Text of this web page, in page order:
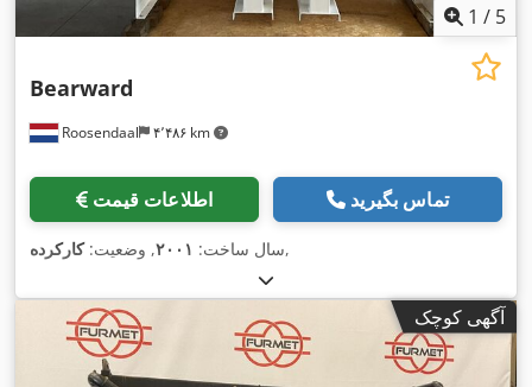
1 / 5
Roosendaal ۴٬۴۸۶ km
Bearward
اطلاعات قیمت تماس بگیرید
سال ساخت: ۲۰۰۱, وضعیت:کارکرده ,
آگهی کوچک